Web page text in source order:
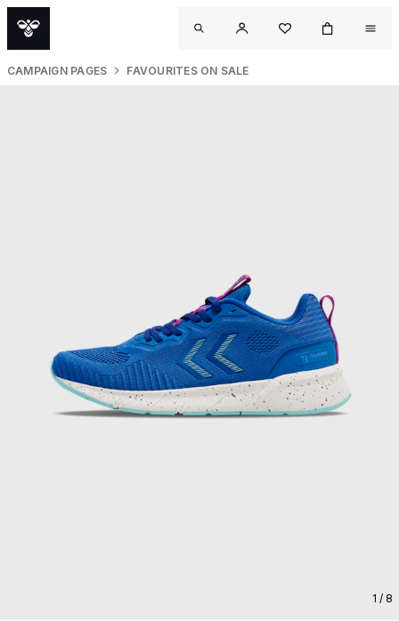
CAMPAIGN PAGES FAVOURITES ON SALE
1 / 8